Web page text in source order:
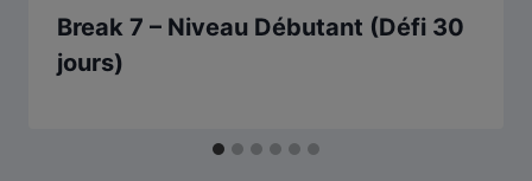
Break 7 – Niveau Débutant (Défi 30
jours)